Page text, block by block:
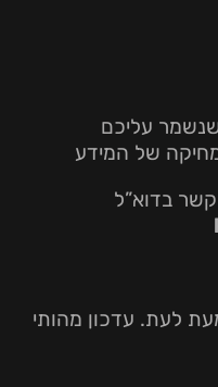
עליכם
מחיקה של המידע
קשר בדוא”ל
לעת. עדכון מהותי